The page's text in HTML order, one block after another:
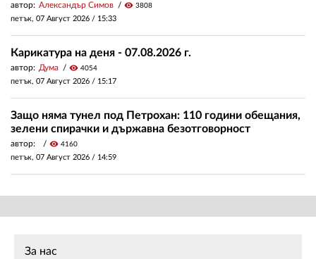
автор: Александър Симов visibility 3808
петък, 07 Август 2026 / 15:33
Карикатура на деня - 07.08.2026 г.
автор: Дума visibility 4054
петък, 07 Август 2026 / 15:17
Защо няма тунел под Петрохан: 110 години обещания,
зелени спирачки и държавна безотговорност
автор: visibility 4160
петък, 07 Август 2026 / 14:59
За нас